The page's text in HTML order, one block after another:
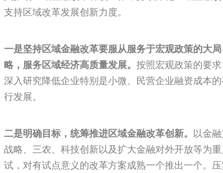
支持区域改革发展创新力度。
一是坚持区域金融改革要服从服务于宏观政策的大
略，服务区域经济高质量发展。 按照宏观政策的要
深入研究降低企业特别是小微、民营企业融资成本
行发展。
二是明确目标，统筹推进区域金融改革创新。
以金
战略、三农、科技创新以及扩大金融对外开放等为
试，对有试点意义的改革方案成熟一个推出一个。